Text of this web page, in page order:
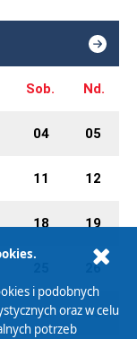
Sob. Nd.
04 05
11 12
18 19
26
02 03
i podobnych
oraz w celu
potrzeb